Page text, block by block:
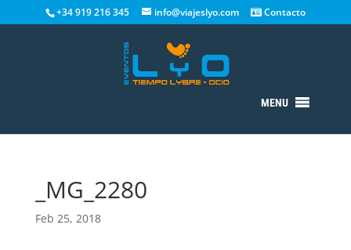
+34 919 216 345 info@viajeslyo.com Contacto
MENU
_MG_2280
Feb 25, 2018